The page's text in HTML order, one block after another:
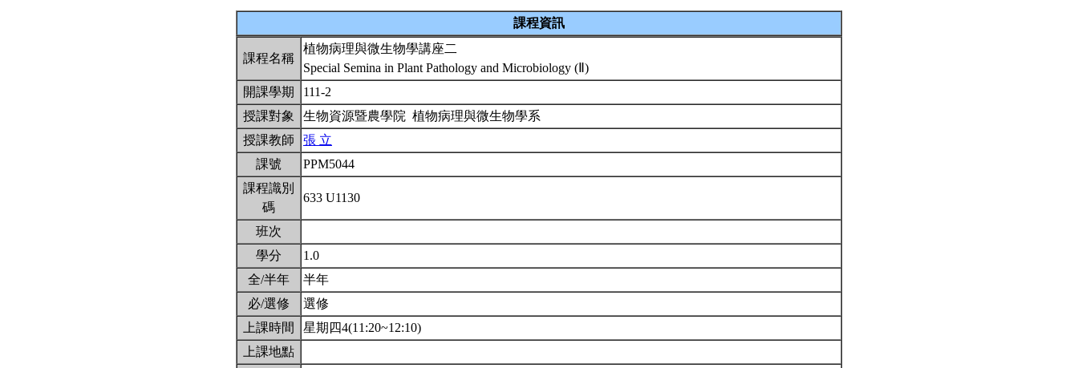
課程資訊
課程名稱
植物病理與微生物學講座二
Special Semina in Plant Pathology and Microbiology (Ⅱ)
開課學期
111-2
授課對象
生物資源暨農學院 植物病理與微生物學系
授課教師
張 立
課號
PPM5044
課程識別
碼
633 U1130
班次
學分
1.0
全/半年
半年
必/選修
選修
上課時間
星期四4(11:20~12:10)
上課地點